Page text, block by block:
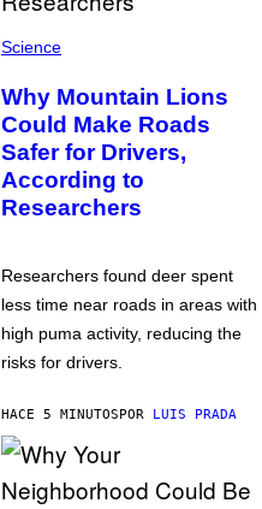
Science
Why Mountain Lions
Could Make Roads
Safer for Drivers,
According to
Researchers
Researchers found deer spent
less time near roads in areas with
high puma activity, reducing the
risks for drivers.
HACE 5 MINUTOSPOR LUIS PRADA